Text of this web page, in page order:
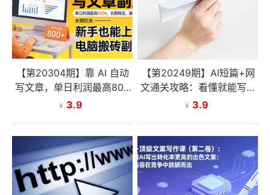
【第20304期】靠 AI 自动
写文章，单日利润最高800
+，长期打法，新手也能上
¥ 3.9
【第20249期】AI短篇+网
文通关攻略：看懂就能写、
写完就能过稿，让写作变现
¥ 3.9